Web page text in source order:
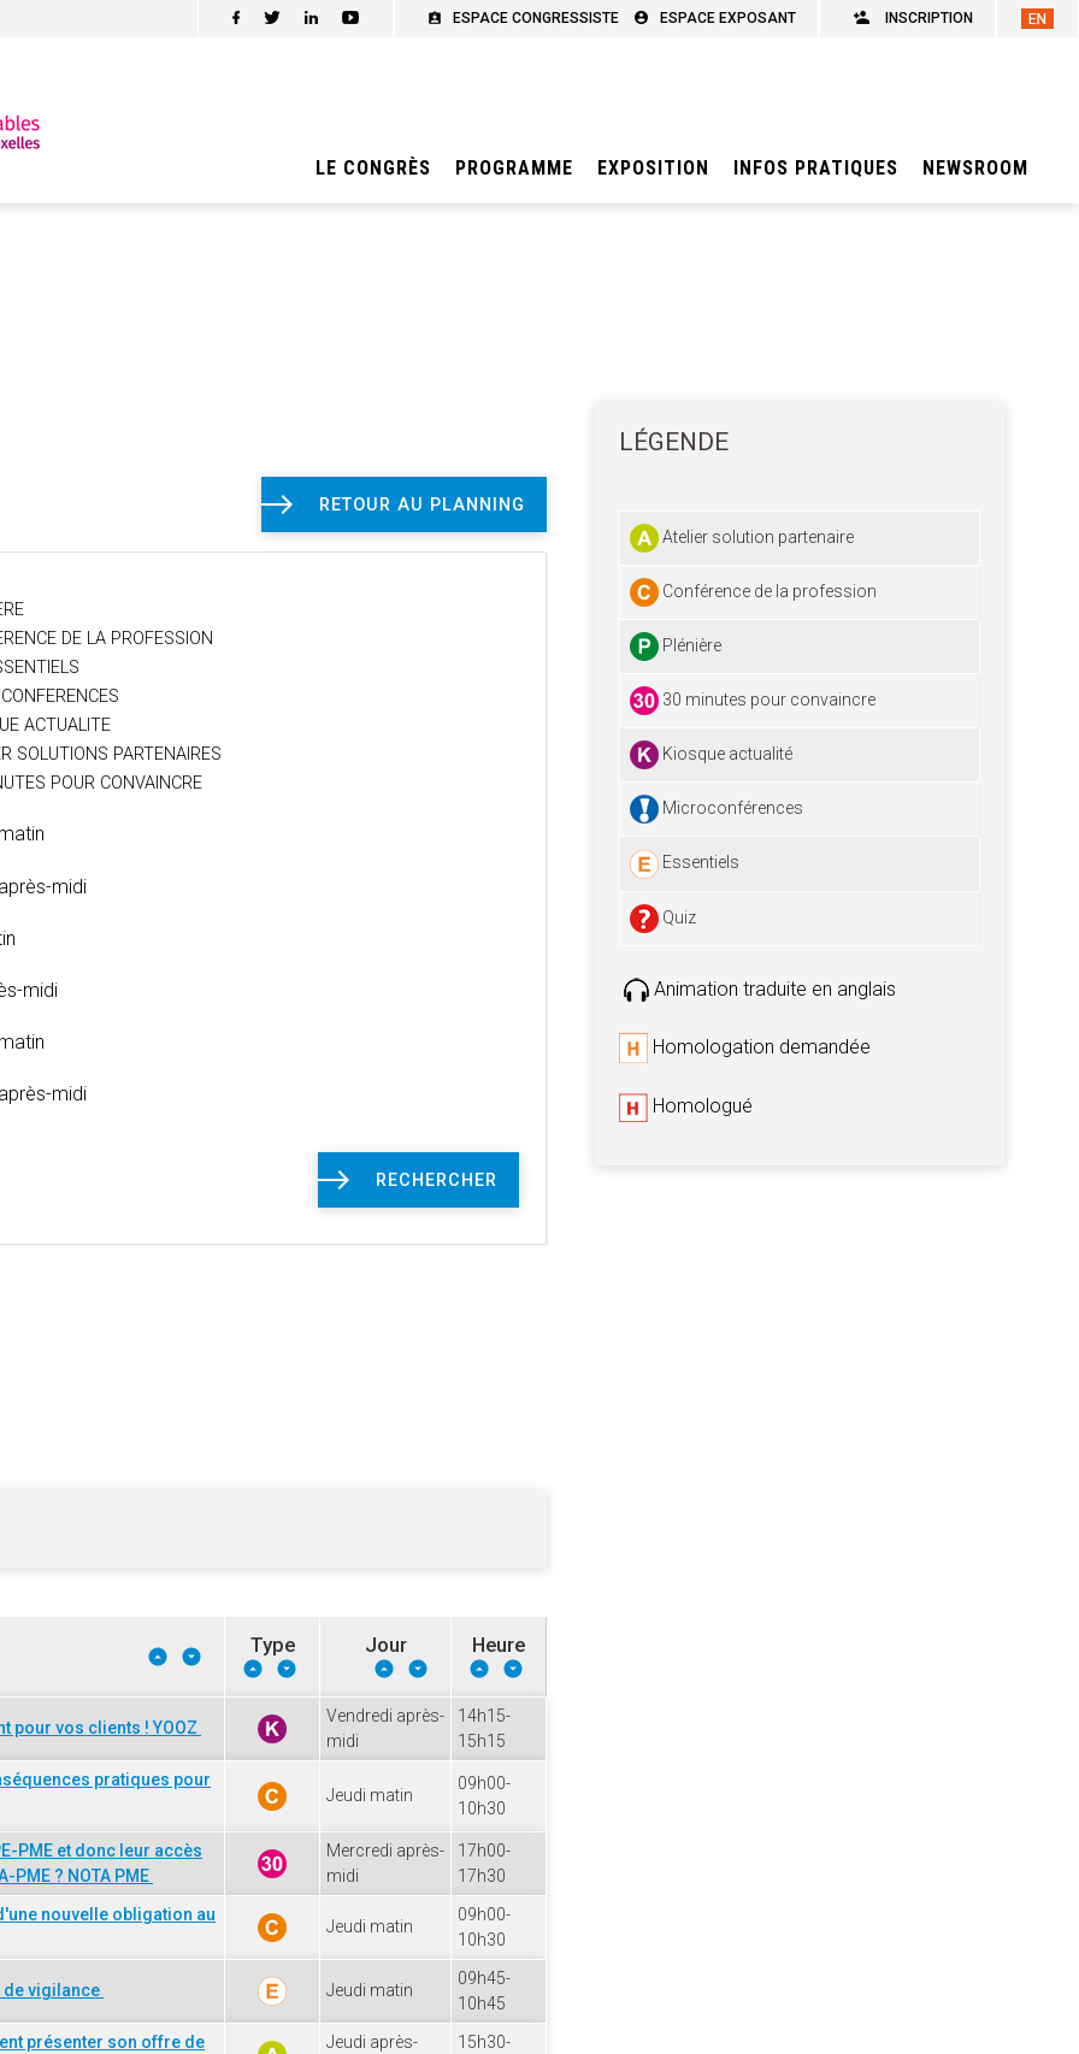
INSCRIPTION
ESPACE CONGRESSISTE ESPACE EXPOSANT
LE CONGRÈS PROGRAMME EXPOSITION INFOS PRATIQUES NEWSROOM
RETOUR AU PLANNING
DE LA PROFESSION
ACTUALITE
SOLUTIONS PARTENAIRES
POUR CONVAINCRE
midi
midi
midi
RECHERCHER
Type Jour Heure
pour vos clients ! YOOZ
Vendredi après-
midi
14h15-
15h15
pratiques pour
Jeudi matin
09h00-
10h30
PME et donc leur accès
? NOTA PME
Mercredi après-
midi
17h00-
17h30
nouvelle obligation au
Jeudi matin
09h00-
10h30
de vigilance Jeudi matin
09h45-
10h45
présenter son offre de
Jeudi après-
15h30-
LÉGENDE
Atelier solution partenaire
Conférence de la profession
Plénière
30 minutes pour convaincre
Kiosque actualité
Microconférences
Essentiels
Quiz
Animation traduite en anglais
Homologation demandée
Homologué